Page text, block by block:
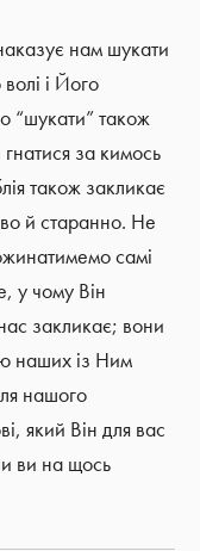
нам шукати
і Його
“шукати” також
за кимось
також закликає
й старанно. Не
самі
у чому Він
закликає; вони
наших із Ним
нашого
який Він для вас
ви на щось